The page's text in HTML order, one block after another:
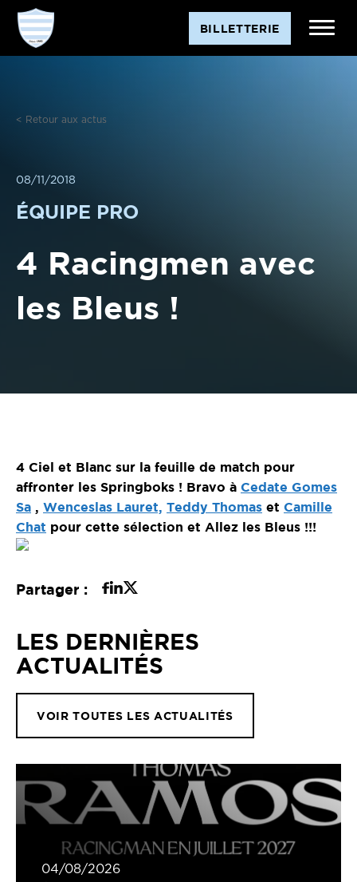
Aller
contenu
BILLETTERIE
< Retour aux actus
08/11/2018
ÉQUIPE PRO
4 Racingmen avec
les Bleus !
4 Ciel et Blanc sur la feuille de match pour
affronter les Springboks ! Bravo à Cedate Gomes
Sa , Wenceslas Lauret, Teddy Thomas et Camille
Chat pour cette sélection et Allez les Bleus !!!
Partager :
LES DERNIÈRES
ACTUALITÉS
VOIR TOUTES LES ACTUALITÉS
04/08/2026